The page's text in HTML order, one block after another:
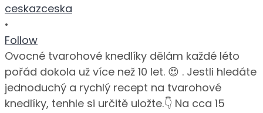
ceskazceska
•
Follow
Ovocné tvarohové knedlíky dělám každé léto
pořád dokola už více než 10 let. 😍 . Jestli hledáte
jednoduchý a rychlý recept na tvarohové
knedlíky, tenhle si určitě uložte.👇 Na cca 15